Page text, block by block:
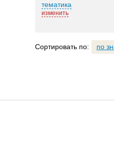
тематика
изменить
Сортировать по: по